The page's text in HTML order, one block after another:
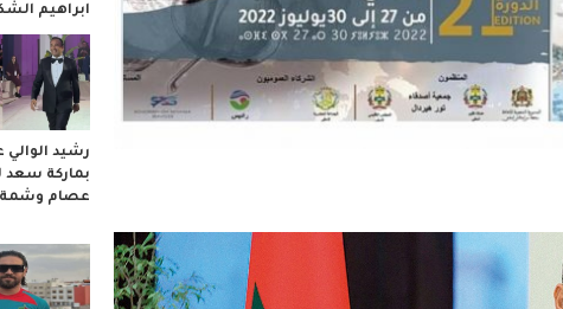
ابراهيم
رشيد الوالي
بماركة سعد
عصام وشمة